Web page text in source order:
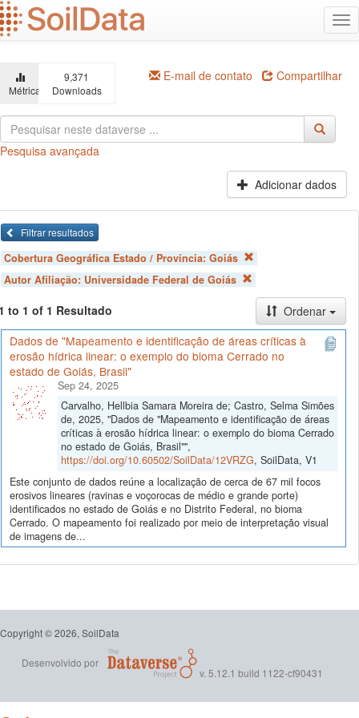
Ir
para
o
principal
Métricas
9,371
Downloads
E-mail de contato Compartilhar
Pesquisa avançada
Adicionar dados
Filtrar resultados
Cobertura Geográfica Estado / Província: Goiás
Autor Afiliação: Universidade Federal de Goiás
to 1 of 1 Resultado
Ordenar
Dados de "Mapeamento e identificação de áreas críticas à
erosão hídrica linear: o exemplo do bioma Cerrado no
estado de Goiás, Brasil"
Sep 24, 2025
Carvalho, Hellbia Samara Moreira de; Castro, Selma Simões
de, 2025, "Dados de "Mapeamento e identificação de áreas
críticas à erosão hídrica linear: o exemplo do bioma Cerrado
no estado de Goiás, Brasil"",
https://doi.org/10.60502/SoilData/12VRZG, SoilData, V1
Este conjunto de dados reúne a localização de cerca de 67 mil focos
erosivos lineares (ravinas e voçorocas de médio e grande porte)
identificados no estado de Goiás e no Distrito Federal, no bioma
Cerrado. O mapeamento foi realizado por meio de interpretação visual
de imagens de...
Copyright © 2026, SoilData
Desenvolvido por
v. 5.12.1 build 1122-cf90431